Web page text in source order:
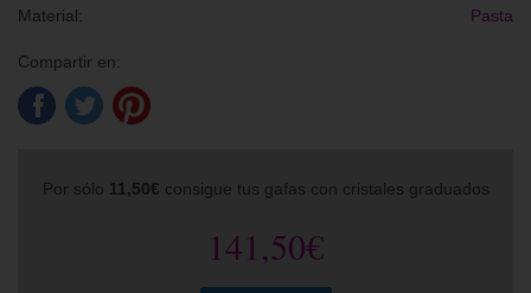
Material:
Pasta
Compartir en:
Por sólo 11,50€ consigue tus gafas con cristales graduados
141,50€